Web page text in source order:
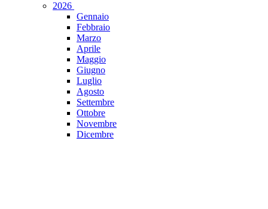
2026
Gennaio
Febbraio
Marzo
Aprile
Maggio
Giugno
Luglio
Agosto
Settembre
Ottobre
Novembre
Dicembre